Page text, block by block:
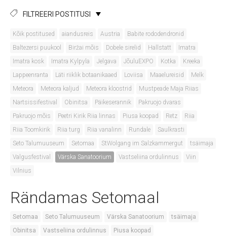
FILTREERI POSTITUSI
Kõik postitused aiandusreis Austria
Babite rododendronid
Baltezersi puukool
Biržai mõis Dobele sirelid Hallstatt
Imatra
Imatra kosk
Imatra Kylpyla Jelgava JõuluEXPO Kotka
Kreeka
Lappeenranta
Läti riiklik botaanikaaed Loviisa Maaelureisid
Melk
Meteora
Meteora kaljud Meteora kloostrid
Mustpeade Maja Riias
Nartsissifestival
Obinitsa Päikeserannik
Pakruojo dvaras
Pakruojo mõis
Peetri Kirik Riia linnas Piusa koopad Retz
Riia
Riia Toomkirik
Riia turg Riia vanalinn Rundale
Saulkrasti
Seto Talumuuseum
Setomaa StWolgang im Salzkammergut
tsäimaja
Valgusfestival
Värska Sanatoorium Vastseliina ordulinnus
Viin
Vilnius
Rändamas Setomaal
Setomaa Seto Talumuuseum Värska Sanatoorium
tsäimaja
Obinitsa
Vastseliina ordulinnus Piusa koopad